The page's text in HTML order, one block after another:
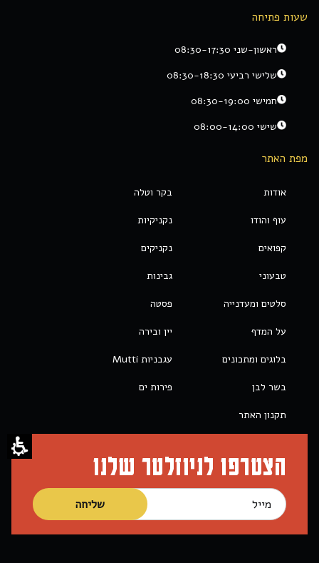
שעות פתיחה
ראשון-שני 08:30-17:30
שלישי רביעי 08:30-18:30
חמישי 08:30-19:00
שישי 08:00-14:00
מפת האתר
אודות בקר וטלה
עוף והודו נקניקיות
קפואים נקניקים
טבעוני גבינות
סלטים ומעדנייה פסטה
על המדף יין ובירה
בלוגים ומתכונים עגבניות Mutti
בשר לבן פירות ים
תקנון האתר
הצטרפו לניוזלטר שלנו